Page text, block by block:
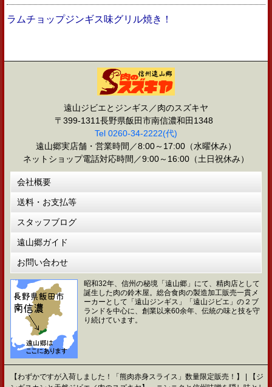
ラムチョップジンギス味グリル焼き！
遠山ジビエとジンギス／肉のスズキヤ
〒399-1311長野県飯田市南信濃和田1348
Tel 0260-34-2222(代)
遠山郷実店舗・営業時間／8:00～17:00（水曜休み）
ネットショップ電話対応時間／9:00～16:00（土日祝休み）
会社概要
送料・お支払等
スタッフブログ
遠山郷ガイド
お問い合わせ
昭和32年、信州の秘境「遠山郷」にて、精肉店として
誕生した肉の鈴木屋。総合食肉の製造加工販売一貫メ
ーカーとして「遠山ジンギス」「遠山ジビエ」の２ブ
ランドを中心に、創業以来60余年、伝統の味と技を守
り続けています。
【わずかですが入荷しました！「熊肉赤身スライス」数量限定販売！】 | 【ジ